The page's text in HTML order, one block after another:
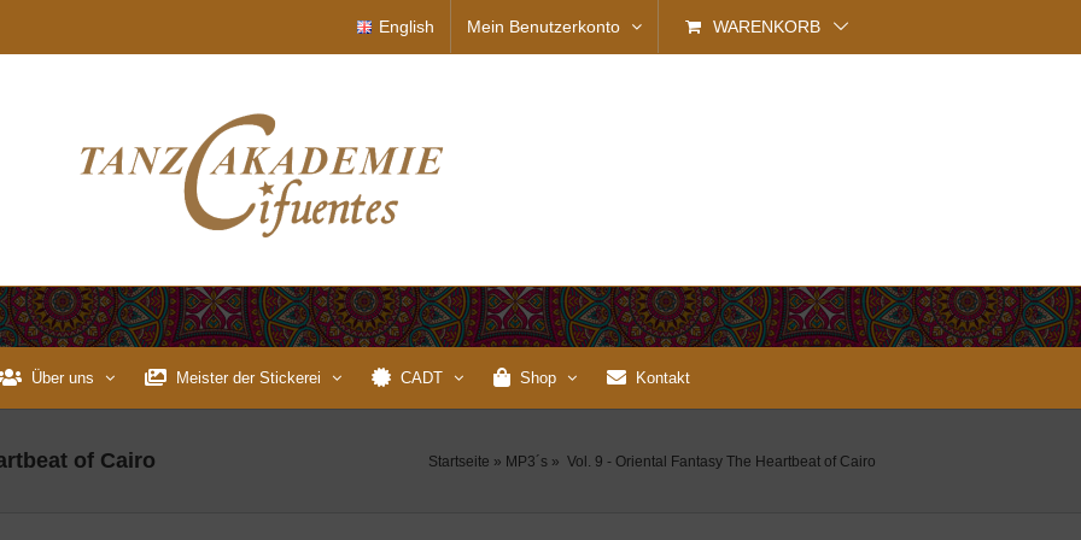
English Mein Benutzerkonto WARENKORB
Über uns Meister der Stickerei CADT Shop Kontakt
of Cairo Startseite » MP3´s » Vol. 9 - Oriental Fantasy The Heartbeat of Cairo